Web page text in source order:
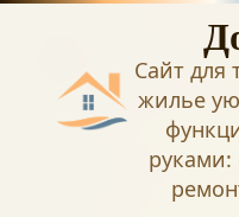
Перейти
Сайт для
жилье
руками: